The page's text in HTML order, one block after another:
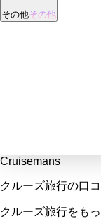
その他その他
Cruisemans
クルーズ旅行の口
クルーズ旅行をもっ